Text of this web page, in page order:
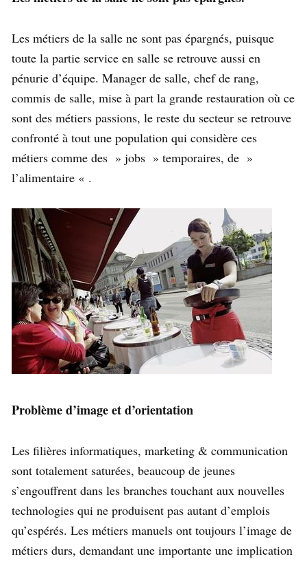
Les métiers de la salle ne sont pas épargnés, puisque
toute la partie service en salle se retrouve aussi en
pénurie d’équipe. Manager de salle, chef de rang,
commis de salle, mise à part la grande restauration où ce
sont des métiers passions, le reste du secteur se retrouve
confronté à tout une population qui considère ces
métiers comme des » jobs » temporaires, de »
l’alimentaire « .
Problème d’image et d’orientation
Les filières informatiques, marketing & communication
sont totalement saturées, beaucoup de jeunes
s’engouffrent dans les branches touchant aux nouvelles
technologies qui ne produisent pas autant d’emplois
qu’espérés. Les métiers manuels ont toujours l’image de
métiers durs, demandant une importante une implication